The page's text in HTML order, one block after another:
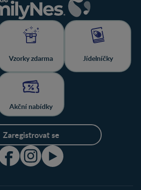
Vzorky zdarma Jídelníčky
Akční nabídky
Zaregistrovat se